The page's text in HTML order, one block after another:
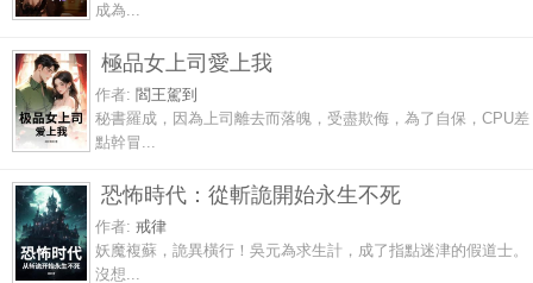
成為...
極品女上司愛上我
作者: 閻王駕到
秘書羅成，因為上司離去而落魄，受盡欺侮，為了自保，CPU差
點幹冒...
恐怖時代：從斬詭開始永生不死
作者: 戒律
妖魔複蘇，詭異橫行！吳元為求生計，成了指點迷津的假道士。
沒想...